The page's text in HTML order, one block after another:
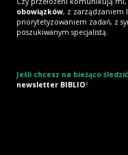
obowiązków, z zarządzaniem
priorytetyzowaniem zadań, z
poszukiwanym specjalistą.
Jeśli chcesz na bieżąco
newsletter BIBLIO!